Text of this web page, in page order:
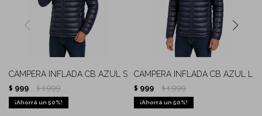
CAMPERA INFLADA CB AZUL S
$ 999 $ 1.999
50
CAMPERA INFLADA CB AZUL L
$ 999 $ 1.999
50